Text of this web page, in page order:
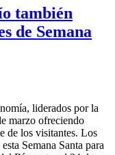
también
de Semana
liderados por la
marzo ofreciendo
de los visitantes. Los
Semana Santa para